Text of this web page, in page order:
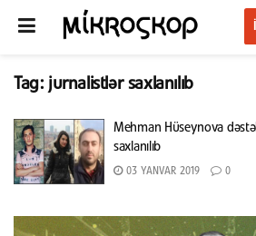
Tag: jurnalistlər saxlanılıb
Mehman Hüseynova
saxlanılıb
03 YANVAR 2019 0